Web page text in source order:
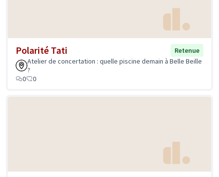
Polarité Tati
Retenue
Atelier de concertation : quelle piscine demain à Belle Beille
?
0
0